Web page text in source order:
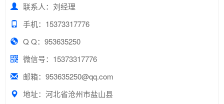
联系人：刘经理
手机：15373317776
Q Q：953635250
微信号：15373317776
邮箱：953635250@qq.com
地址：河北省沧州市盐山县